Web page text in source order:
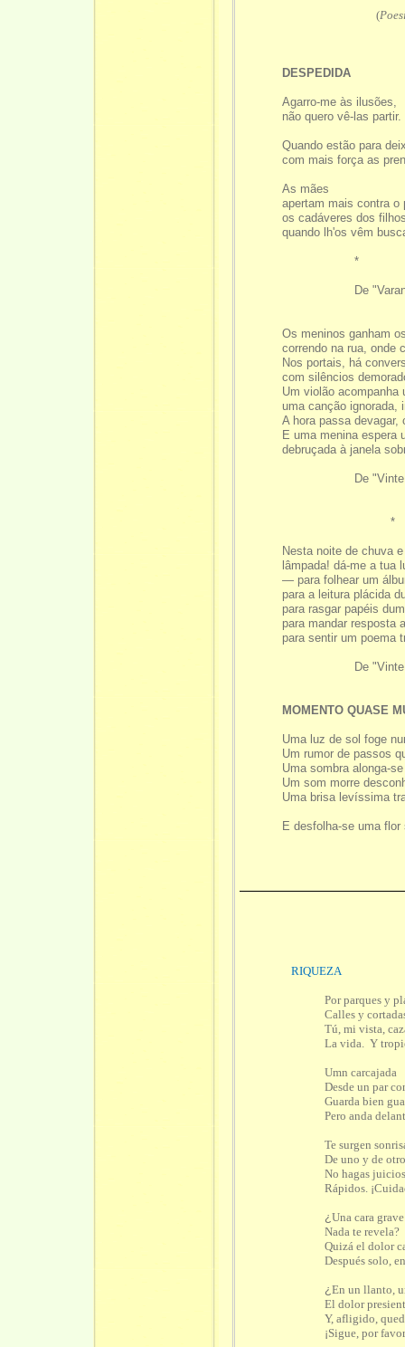
(
DESPEDIDA
Agarro-me às ilusões,
não quero vê-las partir.
Quando estão para
com mais força as
As mães
apertam mais contra o
os cadáveres dos
quando lh'os vêm
*
De
Os meninos ganham
correndo na rua, onde
Nos portais, há
com silêncios
Um violão acompanha
uma canção ignorada,
A hora passa devagar,
E uma menina espera
debruçada à janela
De "Vinte
*
Nesta noite de chuva
lâmpada! dá-me a tua
— para folhear um
para a leitura plácida
para rasgar papéis
para mandar resposta
para sentir um poema
De "Vinte
MOMENTO QUASE
Uma luz de sol foge
Um rumor de passos
Uma sombra alonga-
Um som morre
Uma brisa levíssima
E desfolha-se uma
RIQUEZA
Por parques y
Calles y
Tú, mi vista,
La vida. Y
Umn carcajada
Desde un par
Guarda bien
Pero anda
Te surgen
De uno y de
No hagas
Rápidos. ¡
¿Una cara grave
Nada te revela?
Quizá el dolor
Después solo,
¿En un llanto,
El dolor
Y, afligido,
¡Sigue, por